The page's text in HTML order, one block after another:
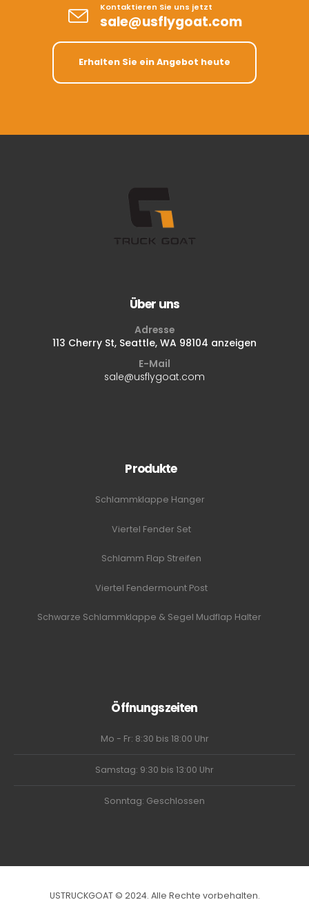
Kontaktieren Sie uns jetzt
sale@usflygoat.com
Erhalten Sie ein Angebot heute
Über uns
Adresse
113 Cherry St, Seattle, WA 98104 anzeigen
E-Mail
sale@usflygoat.com
Produkte
Schlammklappe Hanger
Viertel Fender Set
Schlamm Flap Streifen
Viertel Fendermount Post
Schwarze Schlammklappe & Segel Mudflap Halter
Öffnungszeiten
Mo - Fr: 8:30 bis 18:00 Uhr
Samstag: 9:30 bis 13:00 Uhr
Sonntag: Geschlossen
USTRUCKGOAT © 2024. Alle Rechte vorbehalten.